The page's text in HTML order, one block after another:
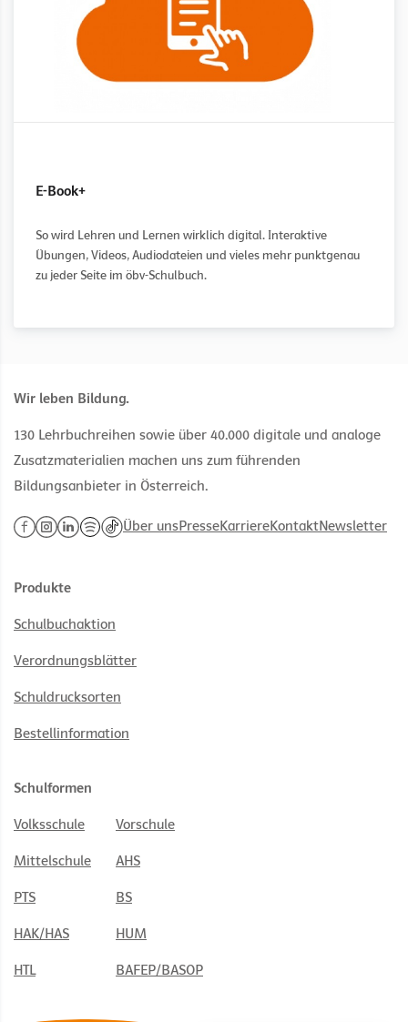
E-Book+
So wird Lehren und Lernen wirklich digital. Interaktive
Übungen, Videos, Audiodateien und vieles mehr punktgenau
zu jeder Seite im öbv-Schulbuch.
Wir leben Bildung.
130 Lehrbuchreihen sowie über 40.000 digitale und analoge
Zusatzmaterialien machen uns zum führenden
Bildungsanbieter in Österreich.
Über unsPresseKarriereKontaktNewsletter
Produkte
Schulbuchaktion
Verordnungsblätter
Schuldrucksorten
Bestellinformation
Schulformen
Volksschule Vorschule
Mittelschule AHS
PTS BS
HAK/HAS HUM
HTL BAFEP/BASOP